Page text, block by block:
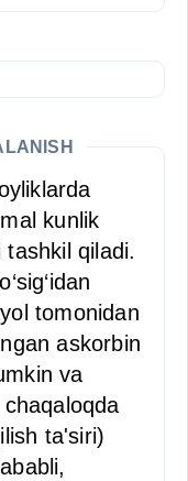
kunlik
qiladi.
tomonidan
askorbin
va
chaqaloqda
ta'siri)